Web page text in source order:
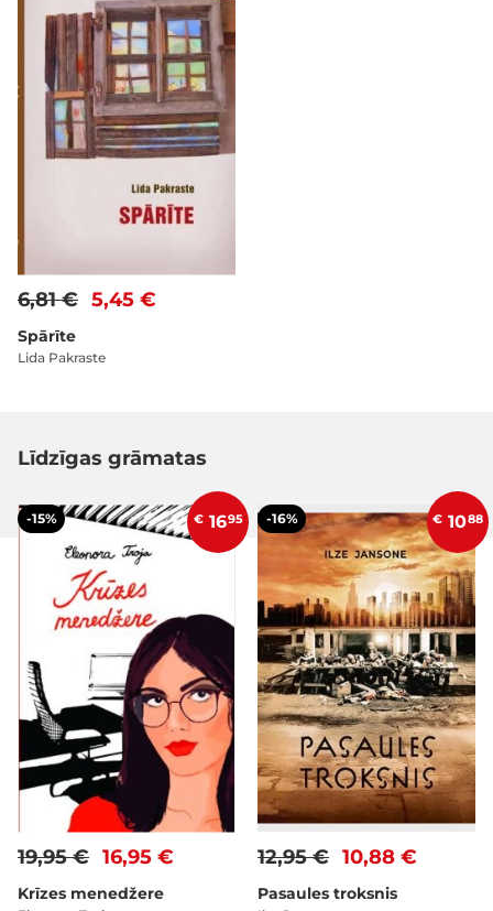
5,45 €
6,81 €
Spārīte
Lida Pakraste
Līdzīgas grāmatas
-15% € 1695
16,95 €
19,95 €
Krīzes menedžere
-16% € 1088
10,88 €
12,95 €
Pasaules troksnis